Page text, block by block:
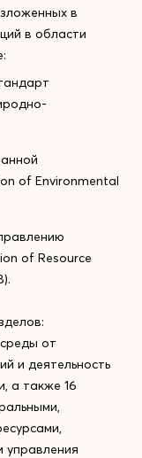
в
в области
of Environmental
of Resource
от
и деятельность
а также 16
управления